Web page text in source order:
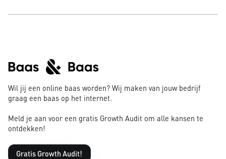
Wil jij een online baas worden? Wij maken van jouw bedrijf
graag een baas op het internet.
Meld je aan voor een gratis Growth Audit om alle kansen te
ontdekken!
Gratis Growth Audit!